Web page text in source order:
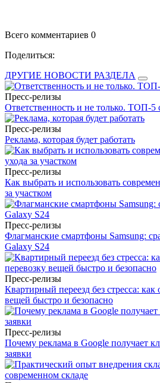
Всего комментариев 0
Поделиться:
ДРУГИЕ НОВОСТИ РАЗДЕЛА
Пресс-релизы
Ответственность и не только. ТОП-5
Пресс-релизы
Реклама, которая будет работать
Пресс-релизы
Как выбрать и использовать
за участком
Пресс-релизы
Флагманские смартфоны Samsung:
Galaxy S24
Пресс-релизы
Квартирный переезд без стресса: как
вещей быстро и безопасно
Пресс-релизы
Почему реклама в Google получает
заявки